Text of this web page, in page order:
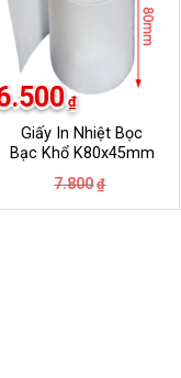
Giấy In Nhiệt Bọc
Bạc Khổ K80x45mm
7.800 ₫
là:
₫
tại